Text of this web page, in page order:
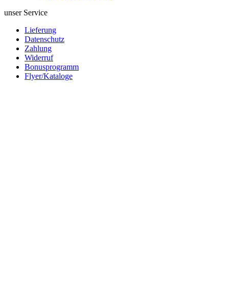
unser Service
Lieferung
Datenschutz
Zahlung
Widerruf
Bonusprogramm
Flyer/Kataloge